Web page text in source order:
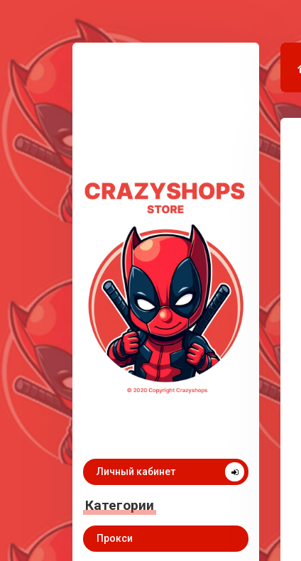
Личный кабинет
Категории
Прокси